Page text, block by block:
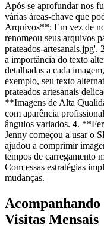
Após se aprofundar nos
várias áreas-chave que
Arquivos**: Em vez de
renomeou seus arquivos
prateados-
a importância do texto
detalhadas a cada
exemplo, seu texto
prateados artesanais
**Imagens de Alta
com aparência
ângulos variados. 4.
Jenny começou a usar o
ajudou a comprimir
tempos de carregamento
Com essas estratégias
mudanças.
Acompanhando
Visitas Mensais